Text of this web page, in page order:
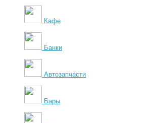
Кафе
Банки
Автозапчасти
Бары